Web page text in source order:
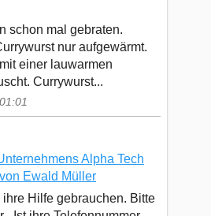
schon mal gebraten.
nur aufgewärmt.
einer lauwarmen
Currywurst...
Alpha Tech
Ewald Müller
ihre Hilfe gebrauchen. Bitte